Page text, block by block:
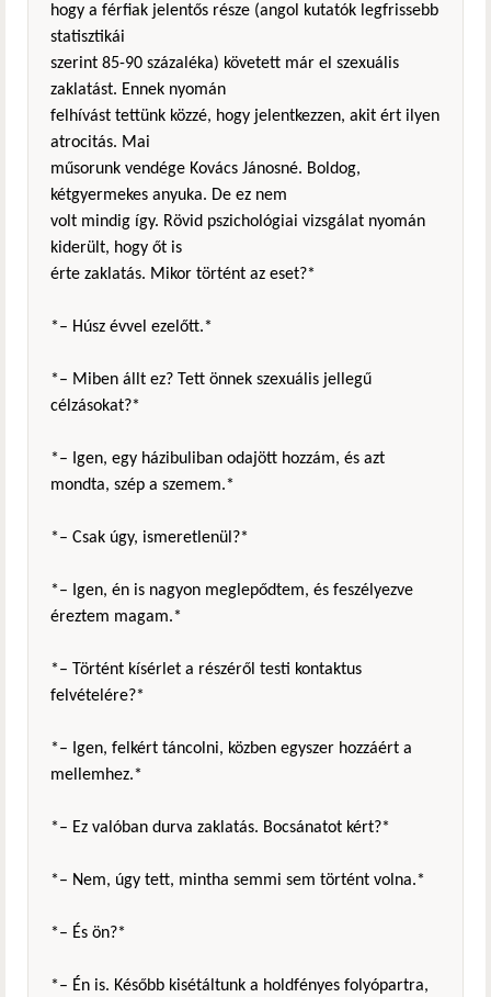
hogy a férfiak jelentős része (angol kutatók legfrissebb
statisztikái
szerint 85-90 százaléka) követett már el szexuális
zaklatást. Ennek nyomán
felhívást tettünk közzé, hogy jelentkezzen, akit ért ilyen
atrocitás. Mai
műsorunk vendége Kovács Jánosné. Boldog,
kétgyermekes anyuka. De ez nem
volt mindig így. Rövid pszichológiai vizsgálat nyomán
kiderült, hogy őt is
érte zaklatás. Mikor történt az eset?*
*– Húsz évvel ezelőtt.*
*– Miben állt ez? Tett önnek szexuális jellegű
célzásokat?*
*– Igen, egy házibuliban odajött hozzám, és azt
mondta, szép a szemem.*
*– Csak úgy, ismeretlenül?*
*– Igen, én is nagyon meglepődtem, és feszélyezve
éreztem magam.*
*– Történt kísérlet a részéről testi kontaktus
felvételére?*
*– Igen, felkért táncolni, közben egyszer hozzáért a
mellemhez.*
*– Ez valóban durva zaklatás. Bocsánatot kért?*
*– Nem, úgy tett, mintha semmi sem történt volna.*
*– És ön?*
*– Én is. Később kisétáltunk a holdfényes folyópartra,